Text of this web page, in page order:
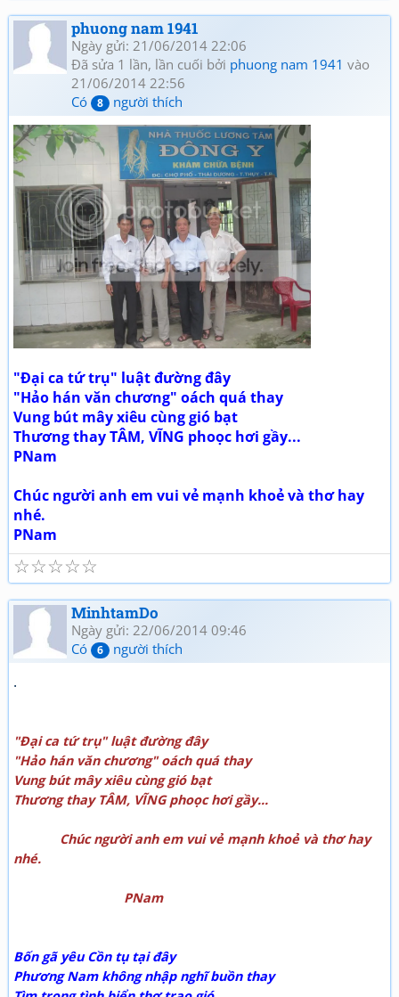
phuong nam 1941
Ngày gửi: 21/06/2014 22:06
Đã sửa 1 lần, lần cuối bởi phuong nam 1941 vào
21/06/2014 22:56
Có
8 người thích
"Đại ca tứ trụ" luật đường đây
"Hảo hán văn chương" oách quá thay
Vung bút mây xiêu cùng gió bạt
Thương thay TÂM, VĨNG phoọc hơi gầy...
PNam
Chúc người anh em vui vẻ mạnh khoẻ và thơ hay
nhé.
PNam
☆
☆
☆
☆
☆
MinhtamDo
Ngày gửi: 22/06/2014 09:46
Có
6 người thích
.
"Đại ca tứ trụ" luật đường đây
"Hảo hán văn chương" oách quá thay
Vung bút mây xiêu cùng gió bạt
Thương thay TÂM, VĨNG phoọc hơi gầy...
Chúc người anh em vui vẻ mạnh khoẻ và thơ hay
nhé.
PNam
Bốn gã yêu Cồn tụ tại đây
Phương Nam không nhập nghĩ buồn thay